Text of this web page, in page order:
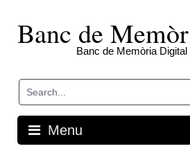
contentBanc de
Banc de Memòria Digital
Menu